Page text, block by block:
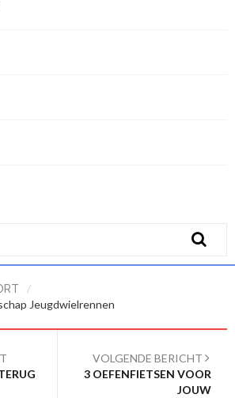
/
Jeugdwielrennen
VOLGENDE BERICHT
3 OEFENFIETSEN VOOR
JOUW